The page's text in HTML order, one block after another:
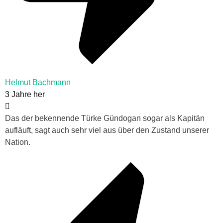
Helmut Bachmann
3 Jahre her
Das der bekennende Türke Gündogan sogar als Kapitän
aufläuft, sagt auch sehr viel aus über den Zustand unserer
Nation.